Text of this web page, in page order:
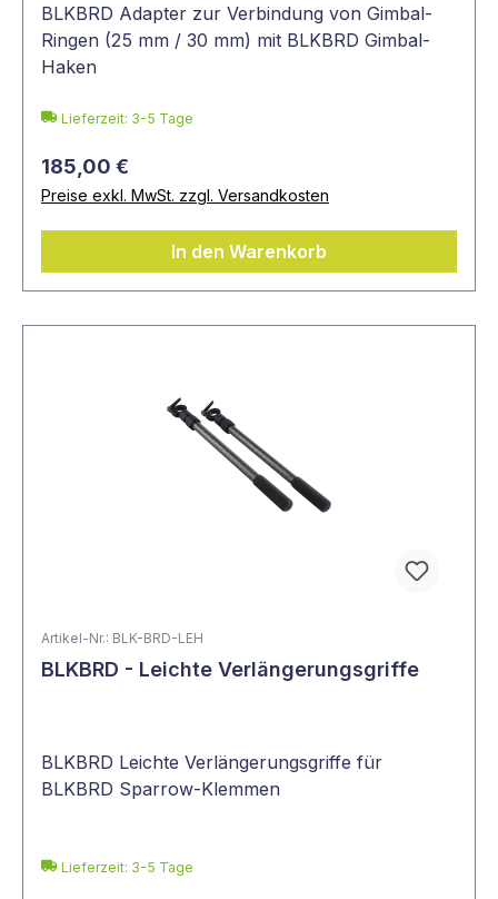
BLKBRD Adapter zur Verbindung von Gimbal-
Ringen (25 mm / 30 mm) mit BLKBRD Gimbal-
Haken
Lieferzeit: 3-5 Tage
185,00 €
Preise exkl. MwSt. zzgl. Versandkosten
In den Warenkorb
Artikel-Nr.: BLK-BRD-LEH
BLKBRD - Leichte Verlängerungsgriffe
BLKBRD Leichte Verlängerungsgriffe für
BLKBRD Sparrow-Klemmen
Lieferzeit: 3-5 Tage